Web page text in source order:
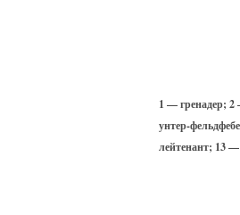
1 — гренадер;
унтер-
лейтенант; 13